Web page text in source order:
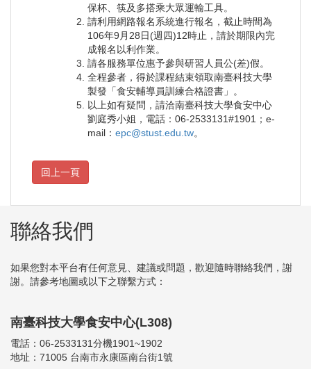
保杯、筷及多搭乘大眾運輸工具。
請利用網路報名系統進行報名，截止時間為
106年9月28日(週四)12時止，請於期限內完
成報名以利作業。
請各服務單位惠予參與研習人員公(差)假。
全程參者，得於課程結束領取南臺科技大學
製發「食安輔導員訓練合格證書」。
以上如有疑問，請洽南臺科技大學食安中心
劉庭秀小姐，電話：06-2533131#1901；e-
mail： epc@stust.edu.tw。
聯絡我們
如果您對本平台有任何意見、建議或問題，歡迎隨時聯絡我們，謝
謝。請參考地圖或以下之聯繫方式：
南臺科技大學食安中心(L308)
電話：06-2533131分機1901~1902
地址：71005 台南市永康區南台街1號